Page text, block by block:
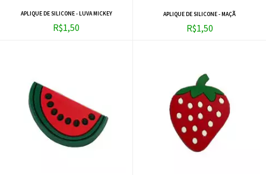
APLIQUE DE SILICONE - LUVA MICKEY
R$1,50
APLIQUE DE SILICONE - MAÇÃ
R$1,50